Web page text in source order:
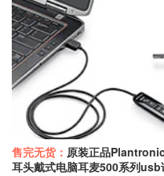
售完无货： 原装正品
耳头戴式电脑耳麦500系列usb